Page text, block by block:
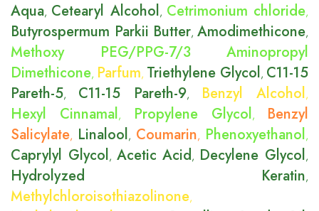
Aqua, Cetearyl Alcohol, Cetrimonium chloride,
Butyrospermum Parkii Butter,Amodimethicone,
Methoxy PEG/PPG-7/3 Aminopropyl
Dimethicone, Parfum, Triethylene Glycol, C11-15
Pareth-5, C11-15 Pareth-9, Benzyl Alcohol,
Hexyl Cinnamal, Propylene Glycol, Benzyl
Salicylate, Linalool, Coumarin, Phenoxyethanol,
Caprylyl Glycol, Acetic Acid, Decylene Glycol,
Hydrolyzed Keratin,
Methylchloroisothiazolinone,